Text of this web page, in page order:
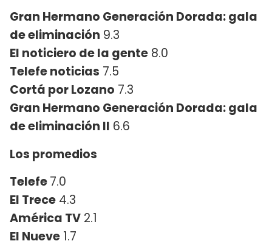
Gran Hermano Generación Dorada: gala
de eliminación 9.3
El noticiero de la gente 8.0
Telefe noticias 7.5
Cortá por Lozano 7.3
Gran Hermano Generación Dorada: gala
de eliminación II 6.6
Los promedios
Telefe7.0
El Trece 4.3
América TV 2.1
El Nueve 1.7